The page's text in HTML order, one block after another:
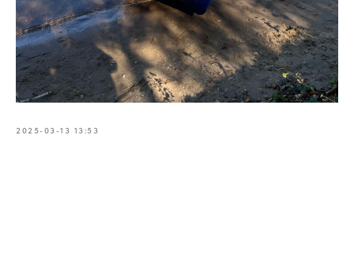
2025-03-13 13:53